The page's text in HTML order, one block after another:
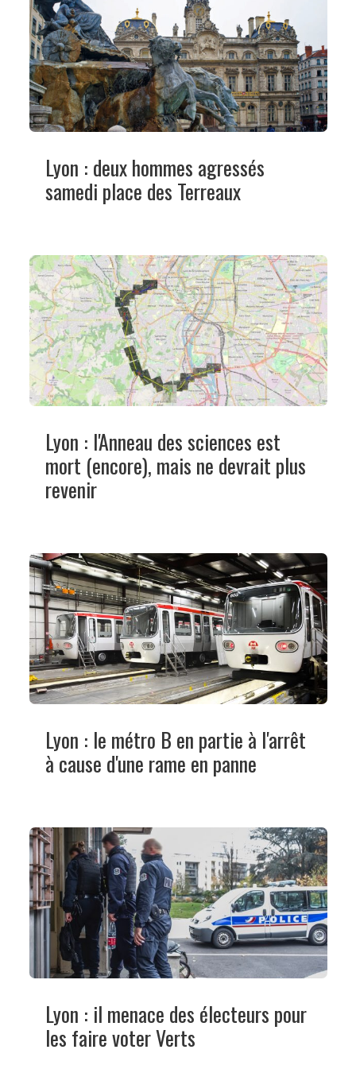
Lyon : deux hommes agressés
samedi place des Terreaux
Lyon : l'Anneau des sciences est
mort (encore), mais ne devrait plus
revenir
Lyon : le métro B en partie à l'arrêt
à cause d'une rame en panne
Lyon : il menace des électeurs pour
les faire voter Verts